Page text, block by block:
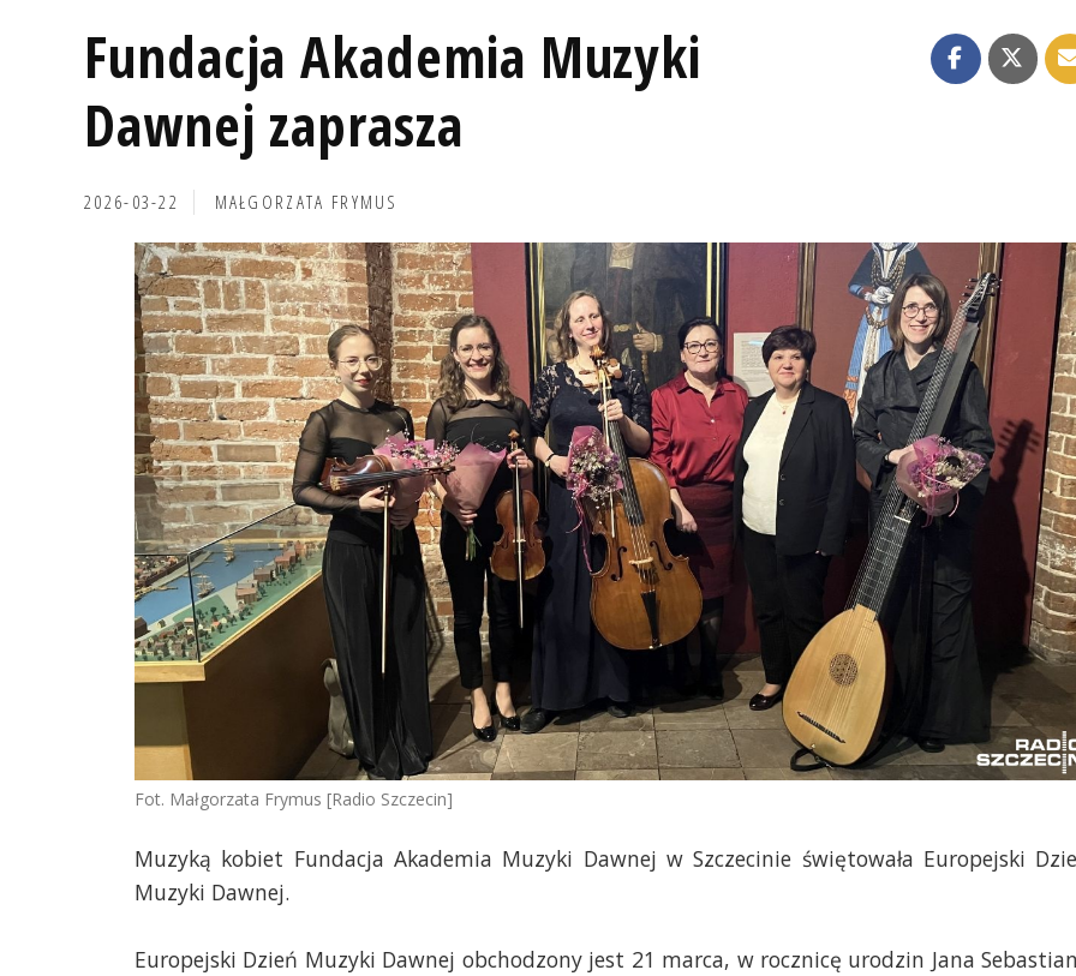
Fundacja Akademia Muzyki
Dawnej zaprasza
2026-03-22 MAŁGORZATA FRYMUS
Fot. Małgorzata Frymus [Radio Szczecin]
Muzyką kobiet Fundacja Akademia Muzyki Dawnej w Szczecinie świętowała Europejski
Muzyki Dawnej.
Europejski Dzień Muzyki Dawnej obchodzony jest 21 marca, w rocznicę urodzin Jana